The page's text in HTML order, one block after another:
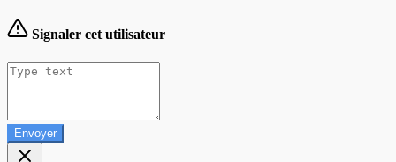
Signaler cet utilisateur
Envoyer